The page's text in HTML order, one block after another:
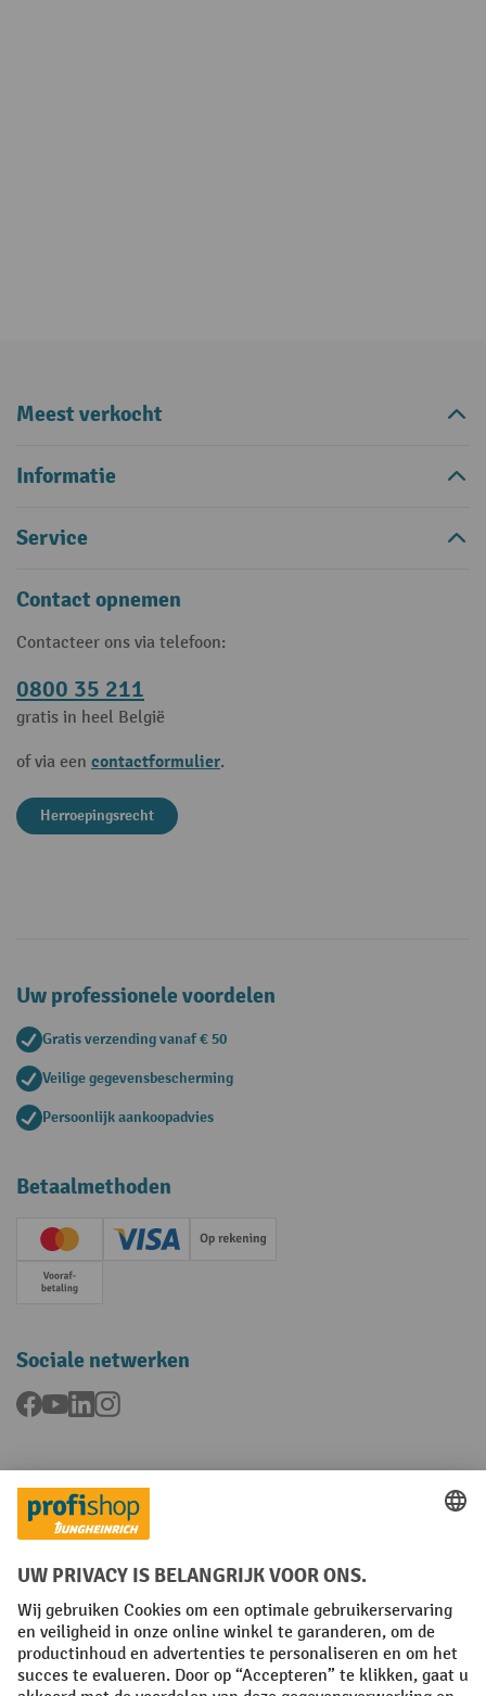
Meest verkocht
Informatie
Service
Contact opnemen
Contacteer ons via telefoon:
0800 35 211
gratis in heel België
of via een contactformulier.
Herroepingsrecht
Uw professionele voordelen
Gratis verzending vanaf € 50
Veilige gegevensbescherming
Persoonlijk aankoopadvies
Betaalmethoden
Creditcard (Master)Creditcard (Visa)Op rekening
Vooruitbetaling
Sociale netwerken
Facebook
YouTubeLinkedInInstagram
Talen
FR NL
Algemene verkoopvoorwaarden Copyright
Privacyverklaring Privacy-instellingen